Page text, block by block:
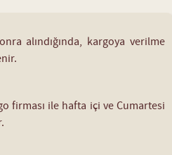
alındığında, kargoya verilme
firması ile hafta içi ve Cumartesi